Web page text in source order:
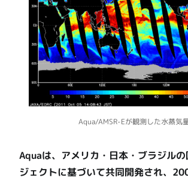
Aqua/AMSR-Eが観測した水蒸気
Aquaは、アメリカ・日本・ブラジル
ジェクトに基づいて共同開発され、